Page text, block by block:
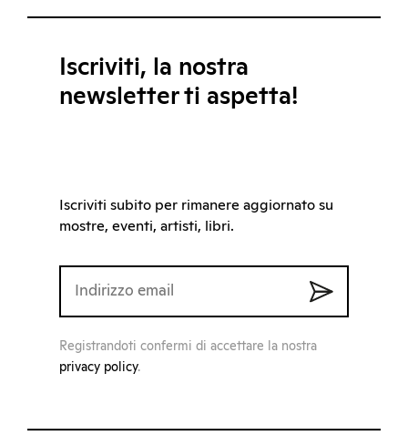
Iscriviti, la nostra
newsletter ti aspetta!
Iscriviti subito per rimanere aggiornato su
mostre, eventi, artisti, libri.
Registrandoti confermi di accettare la nostra
privacy policy.